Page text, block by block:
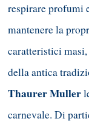
respirare profumi
mantenere la
caratteristici
della antica
Thaurer Muller
carnevale. Di